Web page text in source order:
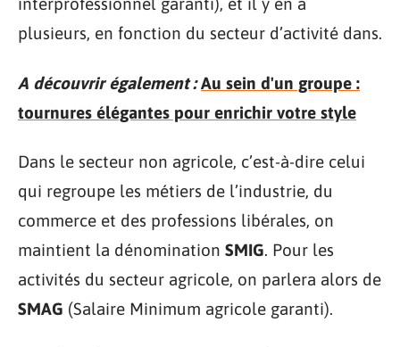
plusieurs, en fonction du secteur d’activité dans.
A découvrir également : Au sein d'un groupe :
tournures élégantes pour enrichir votre style
Dans le secteur non agricole, c’est-à-dire celui
qui regroupe les métiers de l’industrie, du
commerce et des professions libérales, on
maintient la dénomination SMIG. Pour les
activités du secteur agricole, on parlera alors de
SMAG (Salaire Minimum agricole garanti).